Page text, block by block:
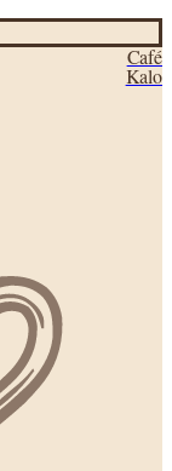
Café
Kalo